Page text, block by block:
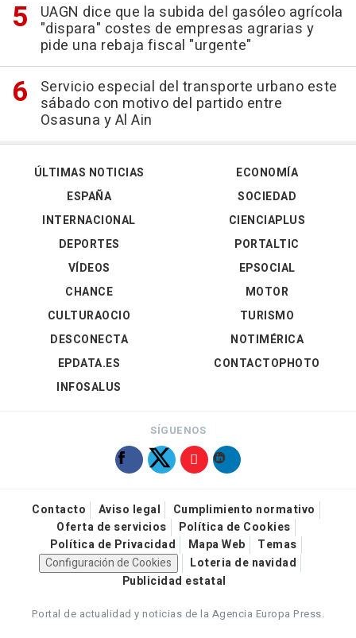
UAGN dice que la subida del gasóleo agrícola
"dispara" costes de empresas agrarias y
pide una rebaja fiscal "urgente"
Servicio especial del transporte urbano este
sábado con motivo del partido entre
Osasuna y Al Ain
ÚLTIMAS NOTICIAS
ESPAÑA
INTERNACIONAL
DEPORTES
VÍDEOS
ECONOMÍA
SOCIEDAD
CIENCIAPLUS
PORTALTIC
EPSOCIAL
CHANCE
CULTURAOCIO
DESCONECTA
EPDATA.ES
INFOSALUS
MOTOR
TURISMO
NOTIMÉRICA
CONTACTOPHOTO
SÍGUENOS
Contacto Aviso legal
Cumplimiento normativo
Oferta de servicios
Política de Cookies
Política de Privacidad
Mapa Web
Temas
Configuración de Cookies
Loteria de navidad
Publicidad estatal
Portal de actualidad y noticias de la Agencia Europa Press.